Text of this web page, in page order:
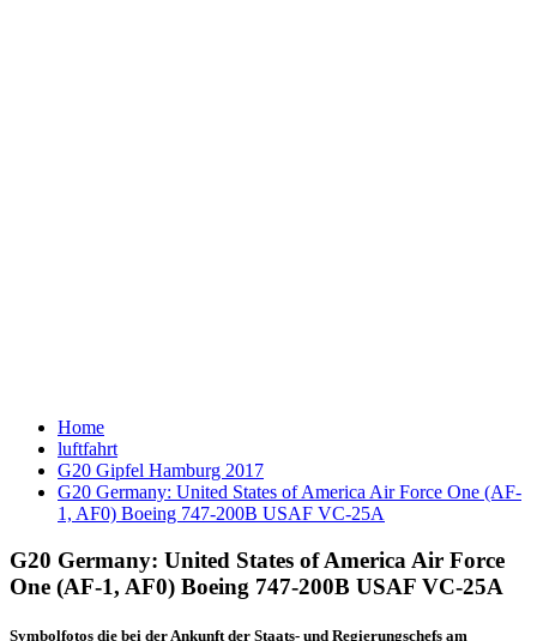
Home
luftfahrt
G20 Gipfel Hamburg 2017
G20 Germany: United States of America Air Force One (AF-
1, AF0) Boeing 747-200B USAF VC-25A
G20 Germany: United States of America Air Force
One (AF-1, AF0) Boeing 747-200B USAF VC-25A
Symbolfotos die bei der Ankunft der Staats- und Regierungschefs am